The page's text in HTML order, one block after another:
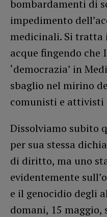
bombardamenti di
impedimento
medicinali. Si tratta
acque fingendo che
‘democrazia’ in
sbaglio nel mirino
comunisti e attivisti
Dissolviamo subito
per sua stessa
di diritto, ma uno
evidentemente
e il genocidio degli
domani, 15 maggio,